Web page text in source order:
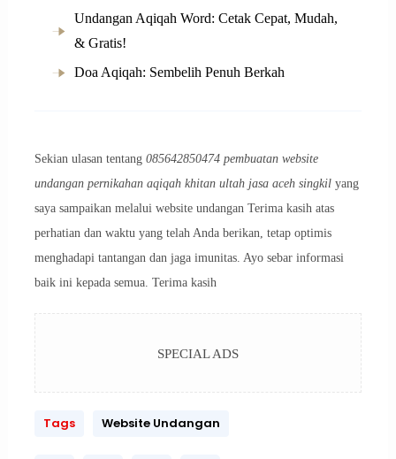
Undangan Aqiqah Word: Cetak Cepat, Mudah,
& Gratis!
Doa Aqiqah: Sembelih Penuh Berkah
Sekian ulasan tentang 085642850474 pembuatan website
undangan pernikahan aqiqah khitan ultah jasa aceh singkilyang
saya sampaikan melalui website undangan Terima kasih atas
perhatian dan waktu yang telah Anda berikan, tetap optimis
menghadapi tantangan dan jaga imunitas. Ayo sebar informasi
baik ini kepada semua. Terima kasih
SPECIAL ADS
Tags Website Undangan